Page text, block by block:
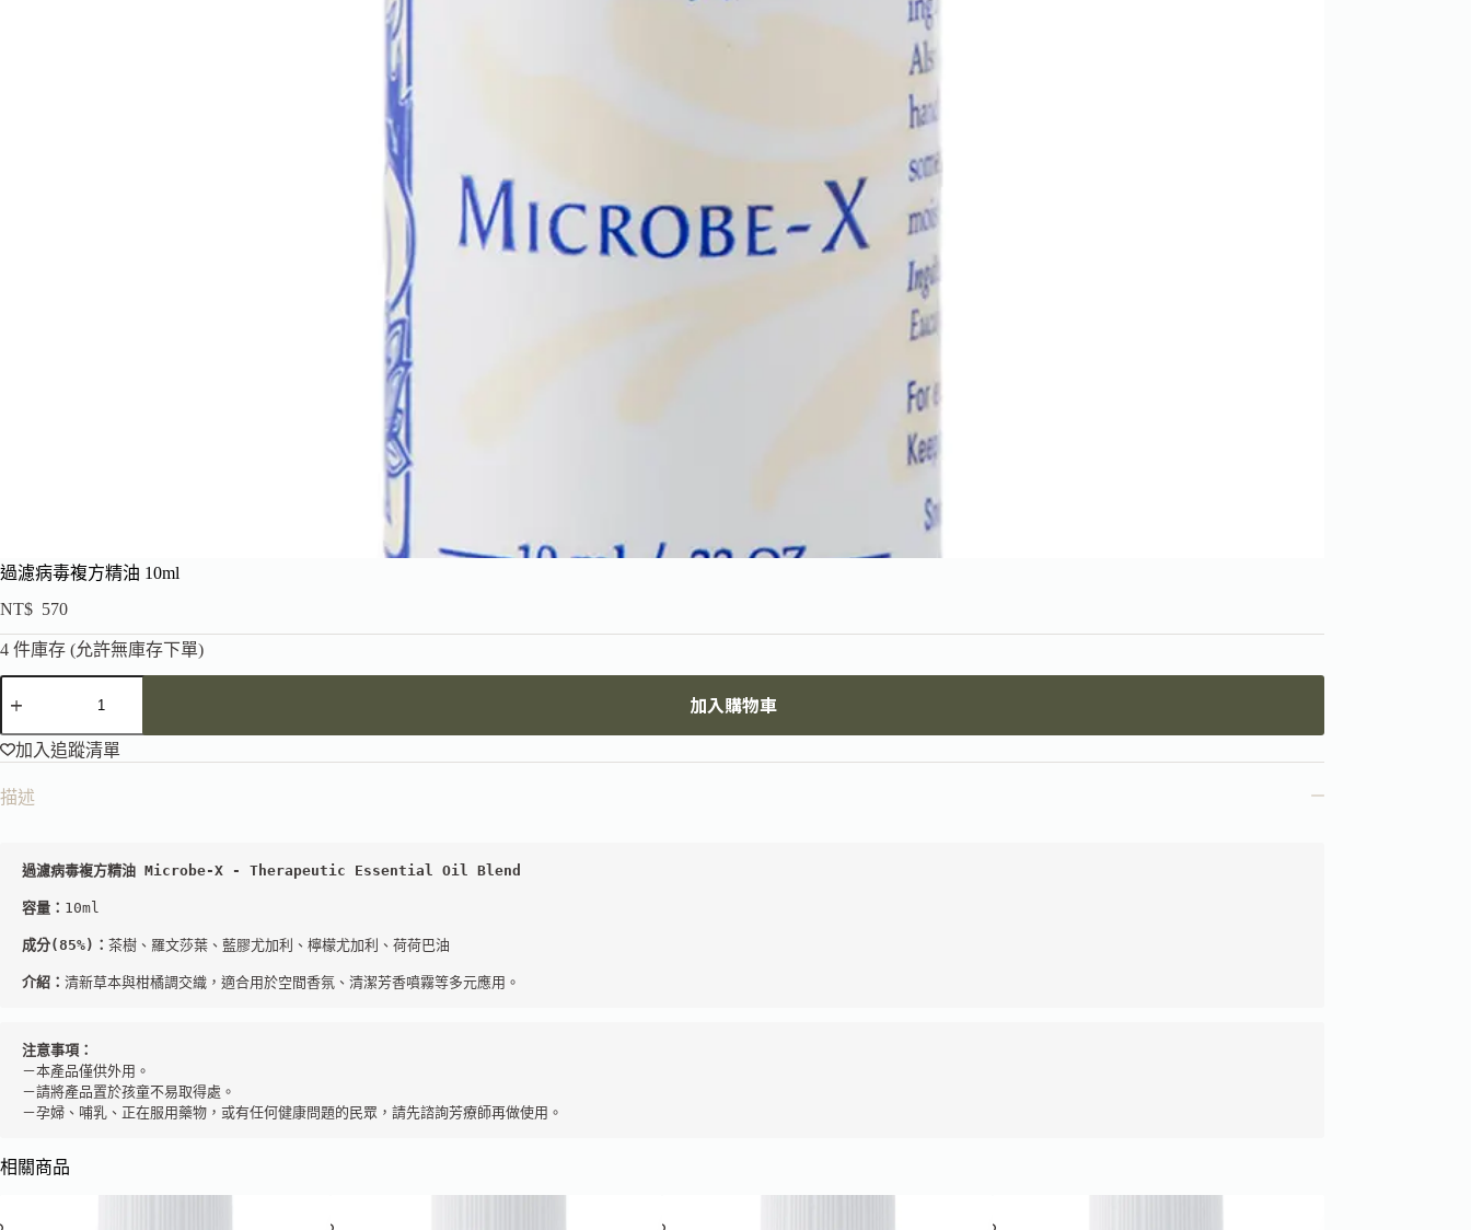
過濾病毒複方精油 10ml
NT$ 570
4 件庫存 (允許無庫存下單)
加入購物車
加入追蹤清單
描述
過濾病毒複方精油 Microbe-X - Therapeutic Essential Oil Blend
容量： 10ml
成分(85%)： 茶樹、羅文莎葉、藍膠尤加利、檸檬尤加利、荷荷巴油
介紹： 清新草本與柑橘調交織，適合用於空間香氛、清潔芳香噴霧等多元應用。
注意事項：
－本產品僅供外用。
－請將產品置於孩童不易取得處。
－孕婦、哺乳、正在服用藥物，或有任何健康問題的民眾，請先諮詢芳療師再做使用。
相關商品